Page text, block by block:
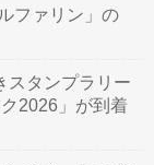
ファリン」の
スタンプラリー
2026」が到着